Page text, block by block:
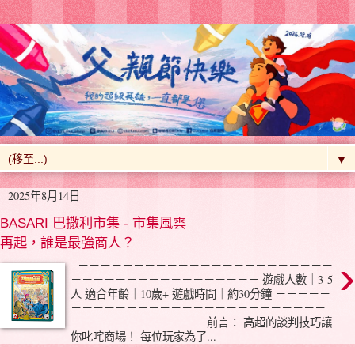
▼
2025年8月14日
BASARI 巴撒利市集 - 市集風雲
再起，誰是最強商人？
›
－－－－－－－－－－－－－－－－－－－－－－－
－－－－－－－－－－－－－－－－－ 遊戲人數｜3-5
人 適合年齡｜10歲+ 遊戲時間｜約30分鐘 －－－－－
－－－－－－－－－－－－－－－－－－－－－－－
－－－－－－－－－－－－ 前言： 高超的談判技巧讓
你叱咤商場！ 每位玩家為了...